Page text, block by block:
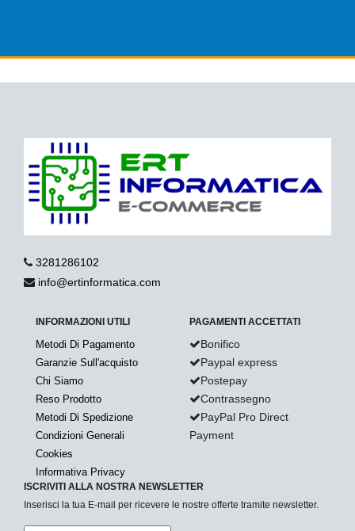
3281286102
info@ertinformatica.com
INFORMAZIONI UTILI
Metodi Di Pagamento
Garanzie Sull'acquisto
Chi Siamo
Reso Prodotto
Metodi Di Spedizione
Condizioni Generali
Cookies
Informativa Privacy
PAGAMENTI ACCETTATI
Bonifico
Paypal express
Postepay
Contrassegno
PayPal Pro Direct
Payment
ISCRIVITI ALLA NOSTRA NEWSLETTER
Inserisci la tua E-mail per ricevere le nostre offerte tramite newsletter.